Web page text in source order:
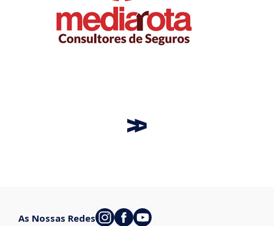
As Nossas Redes